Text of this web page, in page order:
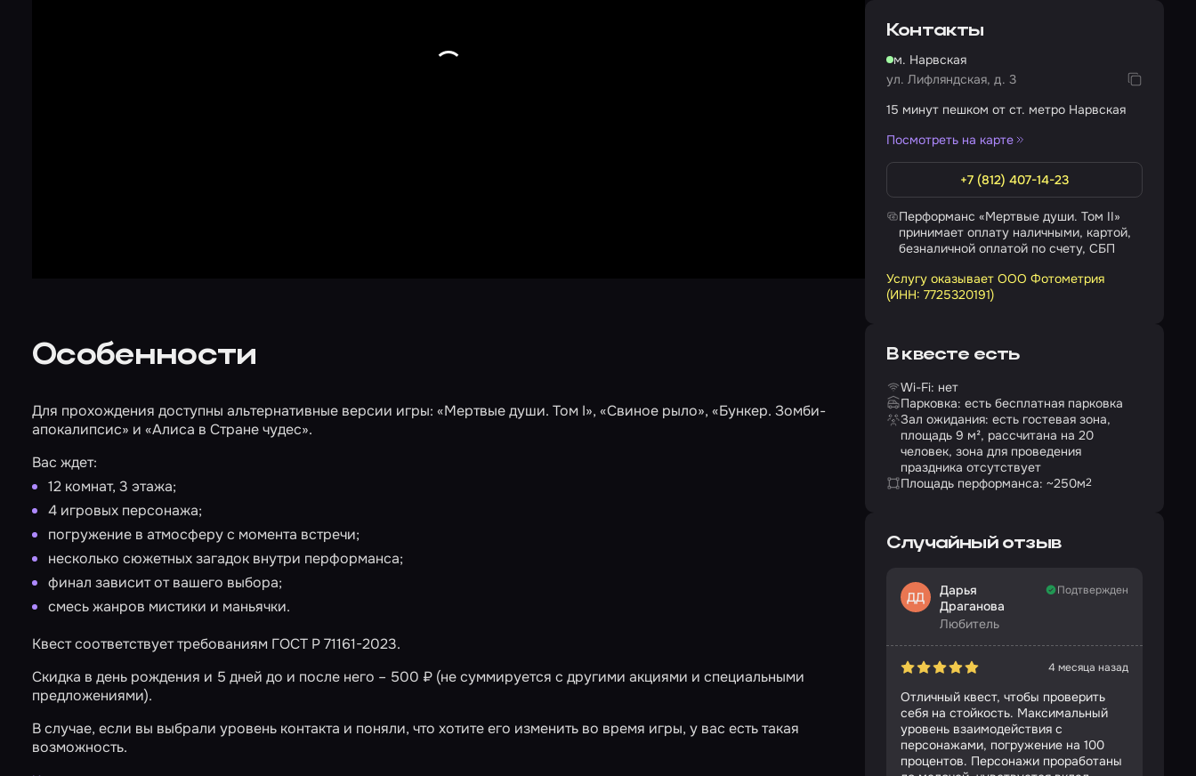
Особенности
Для прохождения доступны альтернативные версии игры: «Мертвые души. Том I», «Свиное рыло», «Бункер. Зомби-
апокалипсис» и «Алиса в Стране чудес».
Вас ждет:
12 комнат, 3 этажа;
4 игровых персонажа;
погружение в атмосферу с момента встречи;
несколько сюжетных загадок внутри перформанса;
финал зависит от вашего выбора;
смесь жанров мистики и маньячки.
Квест соответствует требованиям ГОСТ Р 71161-2023.
Скидка в день рождения и 5 дней до и после него – 500 ₽ (не суммируется с другими акциями и специальными
предложениями).
В случае, если вы выбрали уровень контакта и поняли, что хотите его изменить во время игры, у вас есть такая
возможность.
Контакты
м. Нарвская
ул. Лифляндская, д. 3
15 минут пешком от ст. метро Нарвская
Посмотреть на карте
+7 (812) 407-14-23
Перформанс «Мертвые души. Том II»
принимает оплату наличными, картой,
безналичной оплатой по счету, СБП
Услугу оказывает ООО Фотометрия
(ИНН: 7725320191)
В квесте есть
Wi-Fi: нет
Парковка: есть бесплатная парковка
Зал ожидания: есть гостевая зона,
площадь 9 м², рассчитана на 20
человек, зона для проведения
праздника отсутствует
Площадь перформанса: ~250м2
Случайный отзыв
ДД
Дарья
Драганова
Любитель
Подтвержден
4 месяца назад
Отличный квест, чтобы проверить
себя на стойкость. Максимальный
уровень взаимодействия с
персонажами, погружение на 100
процентов. Персонажи проработаны